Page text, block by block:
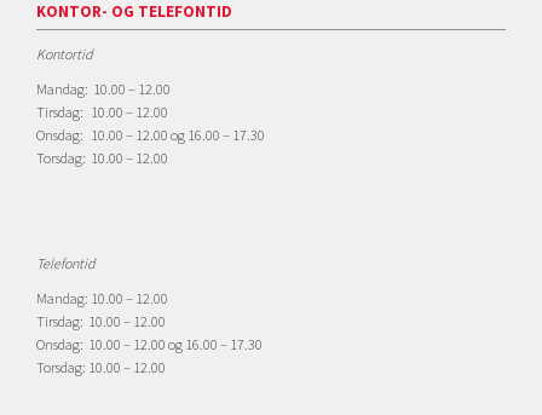
KONTOR- OG TELEFONTID
Kontortid
Mandag: 10.00 – 12.00
Tirsdag: 10.00 – 12.00
Onsdag: 10.00 – 12.00 og 16.00 – 17.30
Torsdag: 10.00 – 12.00
Telefontid
Mandag: 10.00 – 12.00
Tirsdag: 10.00 – 12.00
Onsdag: 10.00 – 12.00 og 16.00 – 17.30
Torsdag: 10.00 – 12.00